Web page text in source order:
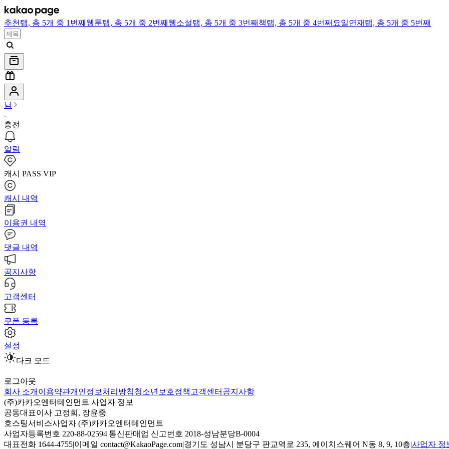
추천 탭, 총 5개 중 1번째 웹툰탭, 총 5개 중 2번째 웹소설탭, 총 5개 중 3번째 책탭, 총 5개 중 4번째 요일연재 탭, 총 5개 중 5번째
님
-
충전
알림
캐시 PASS VIP
캐시 내역
이용권 내역
댓글 내역
공지사항
고객센터
쿠폰 등록
설정
다크 모드
로그아웃
회사 소개 이용약관개인정보처리방침청소년보호정책 고객센터 공지사항
(주)카카오엔터테인먼트 사업자 정보
공동대표이사 고정희, 장윤중|
호스팅서비스사업자 (주)카카오엔터테인먼트
사업자등록번호 220-88-02594|통신판매업 신고번호 2018-성남분당B-0004
대표전화 1644-4755|이메일 contact@KakaoPage.com|경기도 성남시 분당구 판교역로 235, 에이치스퀘어 N동 8, 9, 10층|사업자 정